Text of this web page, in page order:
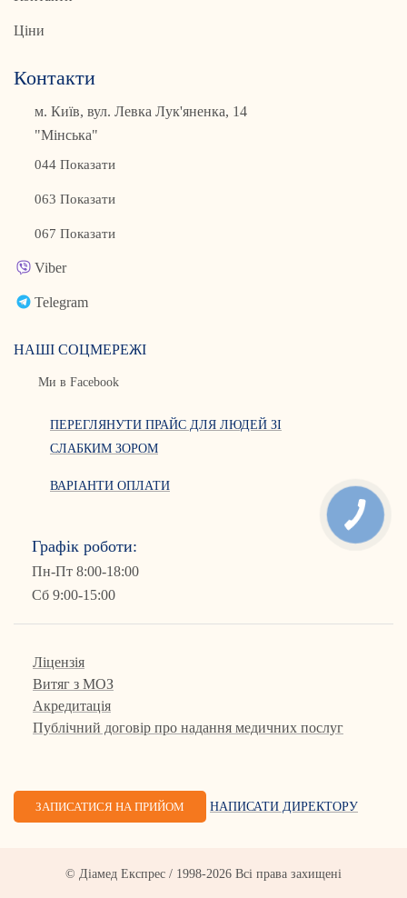
Графік роботи:
Пн-Пт 8:00-18:00
Сб 9:00-15:00
Ліцензія
Витяг з МОЗ
Акредитація
Публічний договір про надання медичних послуг
ЗАПИСАТИСЯ НА ПРИЙОМ НАПИСАТИ ДИРЕКТОРУ
Ціни
Контакти
м. Київ, вул. Левка Лук'яненка, 14
"Мінська"
044 Показати
063 Показати
067 Показати
Viber
Telegram
НАШІ СОЦМЕРЕЖІ
Ми в Facebook
ПЕРЕГЛЯНУТИ ПРАЙС ДЛЯ ЛЮДЕЙ ЗІ
СЛАБКИМ ЗОРОМ
ВАРІАНТИ ОПЛАТИ
© Діамед Експрес / 1998-2026 Всі права захищені